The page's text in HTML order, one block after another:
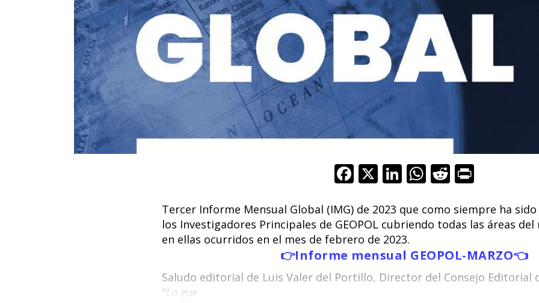
F
e
b
o
o
k
X Li
k
e
dI
n
W
at
s
A
p
p
R
d
di
t
t
Tercer Informe Mensual Global (IMG) de 2023 que como siempre ha
los Investigadores Principales de GEOPOL cubriendo todas las áreas
en ellas ocurridos en el mes de febrero de 2023.
👉Informe mensual GEOPOL-MARZO👈
Saludo editorial de Luis Valer del Portillo, Director del Consejo Editorial
"La gue